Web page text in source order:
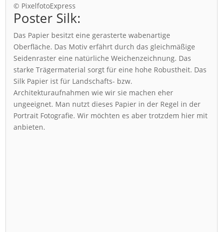
© PixelfotoExpress
Poster Silk:
Das Papier besitzt eine gerasterte wabenartige
Oberfläche. Das Motiv erfährt durch das gleichmäßige
Seidenraster eine natürliche Weichenzeichnung. Das
starke Trägermaterial sorgt für eine hohe Robustheit. Das
Silk Papier ist für Landschafts- bzw.
Architekturaufnahmen wie wir sie machen eher
ungeeignet. Man nutzt dieses Papier in der Regel in der
Portrait Fotografie. Wir möchten es aber trotzdem hier mit
anbieten.